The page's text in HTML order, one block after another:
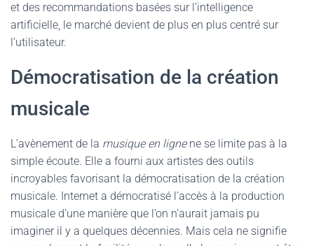
et des recommandations basées sur l’intelligence
artificielle, le marché devient de plus en plus centré sur
l’utilisateur.
Démocratisation de la création
musicale
L’avènement de la musique en lignene se limite pas à la
simple écoute. Elle a fourni aux artistes des outils
incroyables favorisant la démocratisation de la création
musicale. Internet a démocratisé l’accès à la production
musicale d’une manière que l’on n’aurait jamais pu
imaginer il y a quelques décennies. Mais cela ne signifie